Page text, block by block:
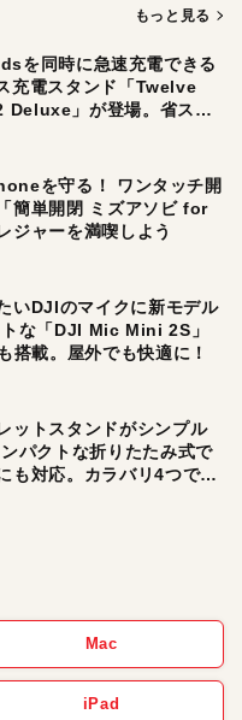
もっと見る
を同時に急速充電できる
充電スタンド「Twelve
」が登場。省スペ
充電したい人にオスス
を守る！ ワンタッチ開
簡単開閉 ミズアソビ for
ジャーを満喫しよう
いDJIのマイクに新モデル
な「DJI Mic Mini 2S」
搭載。屋外でも快適に！
ットスタンドがシンプル
パクトな折りたたみ式で
も対応。カラバリ4つで選
Mac
iPad